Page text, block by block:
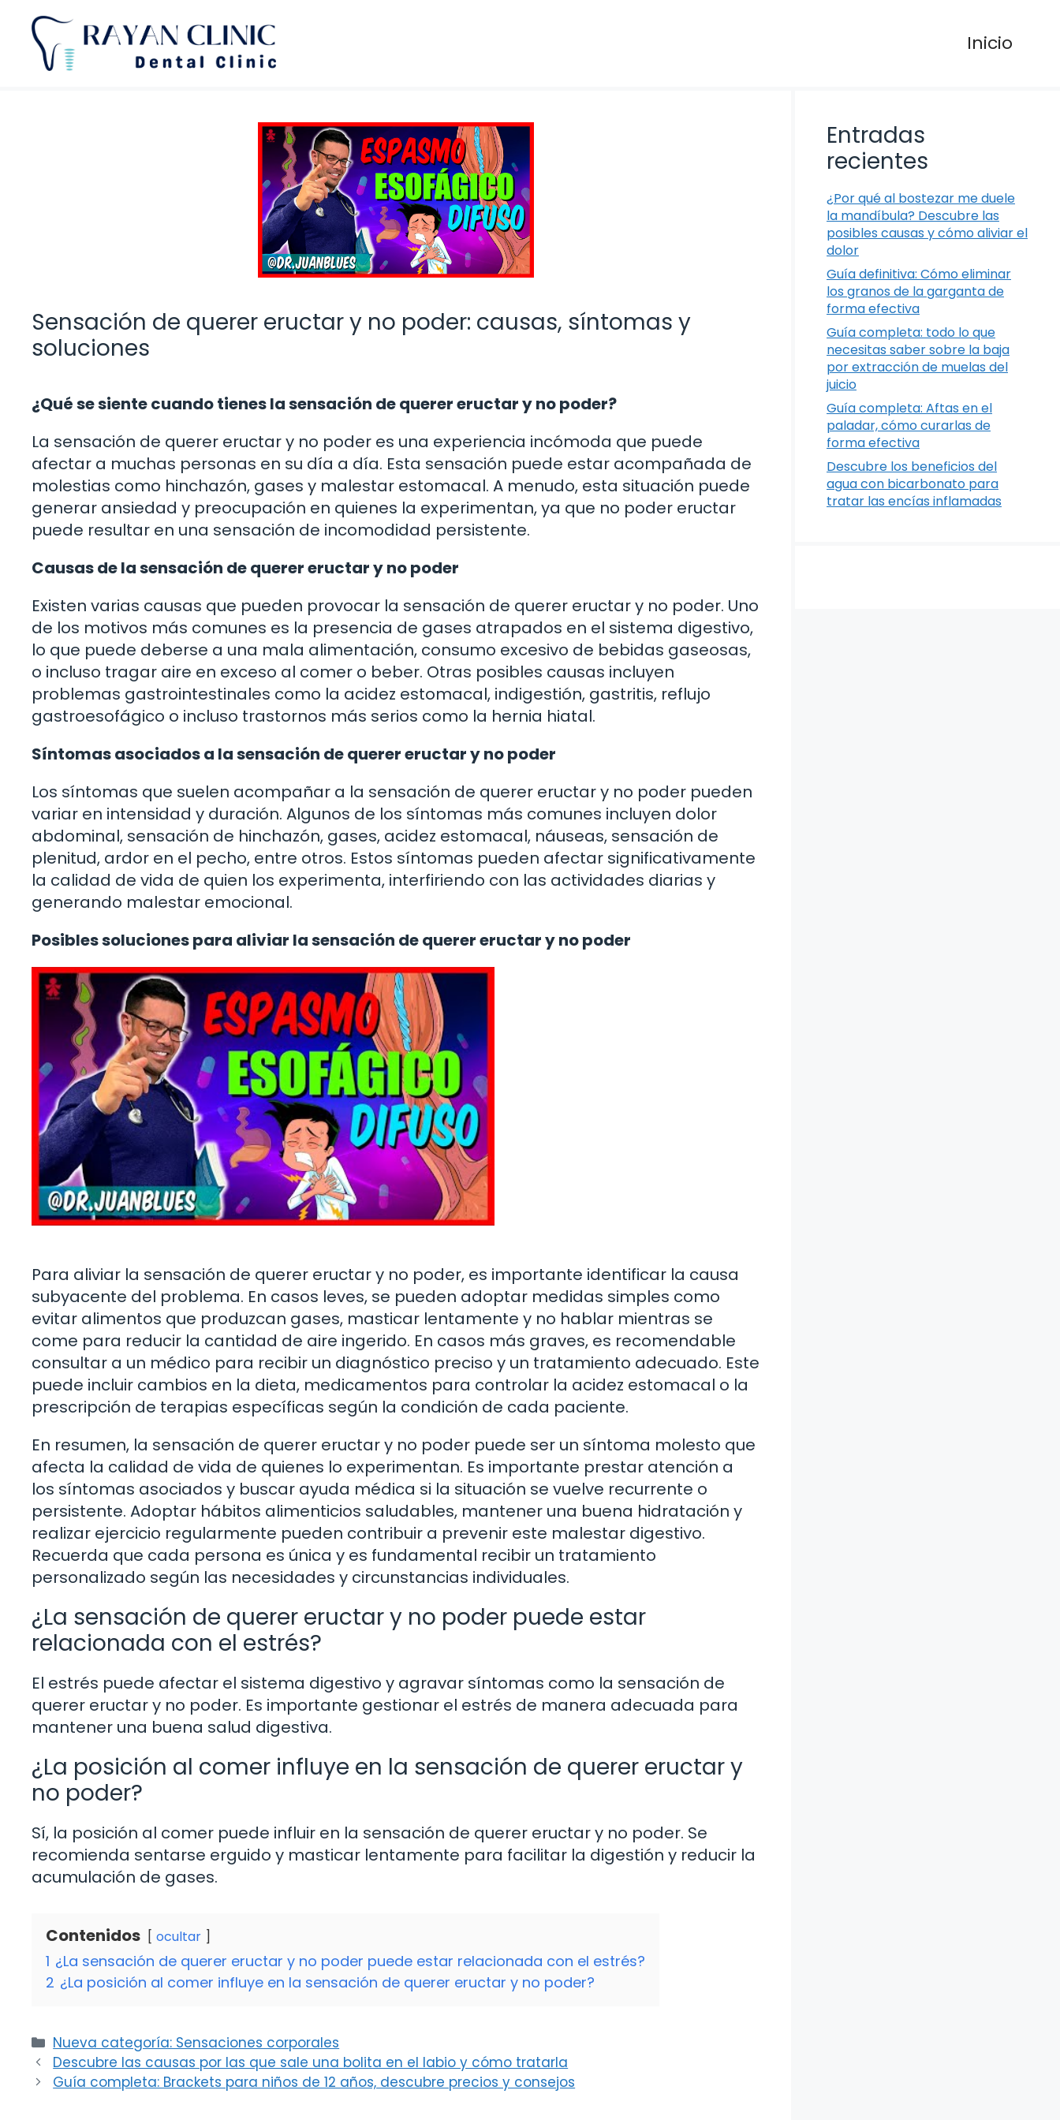
Saltar
contenido
Inicio
Sensación de querer eructar y no poder: causas, síntomas y
soluciones
¿Qué se siente cuando tienes la sensación de querer eructar y no poder?
La sensación de querer eructar y no poder es una experiencia incómoda que puede
afectar a muchas personas en su día a día. Esta sensación puede estar acompañada de
molestias como hinchazón, gases y malestar estomacal. A menudo, esta situación puede
generar ansiedad y preocupación en quienes la experimentan, ya que no poder eructar
puede resultar en una sensación de incomodidad persistente.
Causas de la sensación de querer eructar y no poder
Existen varias causas que pueden provocar la sensación de querer eructar y no poder. Uno
de los motivos más comunes es la presencia de gases atrapados en el sistema digestivo,
lo que puede deberse a una mala alimentación, consumo excesivo de bebidas gaseosas,
o incluso tragar aire en exceso al comer o beber. Otras posibles causas incluyen
problemas gastrointestinales como la acidez estomacal, indigestión, gastritis, reflujo
gastroesofágico o incluso trastornos más serios como la hernia hiatal.
Síntomas asociados a la sensación de querer eructar y no poder
Los síntomas que suelen acompañar a la sensación de querer eructar y no poder pueden
variar en intensidad y duración. Algunos de los síntomas más comunes incluyen dolor
abdominal, sensación de hinchazón, gases, acidez estomacal, náuseas, sensación de
plenitud, ardor en el pecho, entre otros. Estos síntomas pueden afectar significativamente
la calidad de vida de quien los experimenta, interfiriendo con las actividades diarias y
generando malestar emocional.
Posibles soluciones para aliviar la sensación de querer eructar y no poder
Para aliviar la sensación de querer eructar y no poder, es importante identificar la causa
subyacente del problema. En casos leves, se pueden adoptar medidas simples como
evitar alimentos que produzcan gases, masticar lentamente y no hablar mientras se
come para reducir la cantidad de aire ingerido. En casos más graves, es recomendable
consultar a un médico para recibir un diagnóstico preciso y un tratamiento adecuado. Este
puede incluir cambios en la dieta, medicamentos para controlar la acidez estomacal o la
prescripción de terapias específicas según la condición de cada paciente.
En resumen, la sensación de querer eructar y no poder puede ser un síntoma molesto que
afecta la calidad de vida de quienes lo experimentan. Es importante prestar atención a
los síntomas asociados y buscar ayuda médica si la situación se vuelve recurrente o
persistente. Adoptar hábitos alimenticios saludables, mantener una buena hidratación y
realizar ejercicio regularmente pueden contribuir a prevenir este malestar digestivo.
Recuerda que cada persona es única y es fundamental recibir un tratamiento
personalizado según las necesidades y circunstancias individuales.
¿La sensación de querer eructar y no poder puede estar
relacionada con el estrés?
El estrés puede afectar el sistema digestivo y agravar síntomas como la sensación de
querer eructar y no poder. Es importante gestionar el estrés de manera adecuada para
mantener una buena salud digestiva.
¿La posición al comer influye en la sensación de querer eructar y
no poder?
Sí, la posición al comer puede influir en la sensación de querer eructar y no poder. Se
recomienda sentarse erguido y masticar lentamente para facilitar la digestión y reducir la
acumulación de gases.
Contenidos ocultar
1 ¿La sensación de querer eructar y no poder puede estar relacionada con el estrés?
2 ¿La posición al comer influye en la sensación de querer eructar y no poder?
Categorías
Nueva categoría: Sensaciones corporales
Descubre las causas por las que sale una bolita en el labio y cómo tratarla
Guía completa: Brackets para niños de 12 años, descubre precios y consejos
Entradas
recientes
¿Por qué al bostezar me duele
la mandíbula? Descubre las
posibles causas y cómo aliviar el
dolor
Guía definitiva: Cómo eliminar
los granos de la garganta de
forma efectiva
Guía completa: todo lo que
necesitas saber sobre la baja
por extracción de muelas del
juicio
Guía completa: Aftas en el
paladar, cómo curarlas de
forma efectiva
Descubre los beneficios del
agua con bicarbonato para
tratar las encías inflamadas